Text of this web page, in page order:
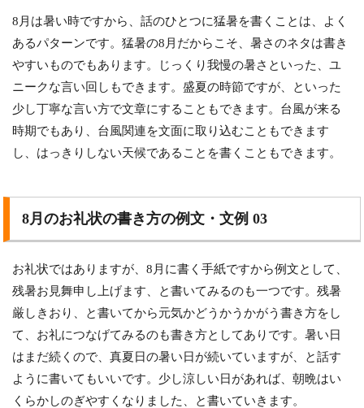
8月は暑い時ですから、話のひとつに猛暑を書くことは、よく
あるパターンです。猛暑の8月だからこそ、暑さのネタは書き
やすいものでもあります。じっくり我慢の暑さといった、ユ
ニークな言い回しもできます。盛夏の時節ですが、といった
少し丁寧な言い方で文章にすることもできます。台風が来る
時期でもあり、台風関連を文面に取り込むこともできます
し、はっきりしない天候であることを書くこともできます。
8月のお礼状の書き方の例文・文例 03
お礼状ではありますが、8月に書く手紙ですから例文として、
残暑お見舞申し上げます、と書いてみるのも一つです。残暑
厳しきおり、と書いてから元気かどうかうかがう書き方をし
て、お礼につなげてみるのも書き方としてありです。暑い日
はまだ続くので、真夏日の暑い日が続いていますが、と話す
ように書いてもいいです。少し涼しい日があれば、朝晩はい
くらかしのぎやすくなりました、と書いていきます。